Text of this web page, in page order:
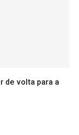
de volta para a